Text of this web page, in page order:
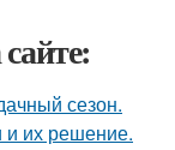
сезон.
их решение.